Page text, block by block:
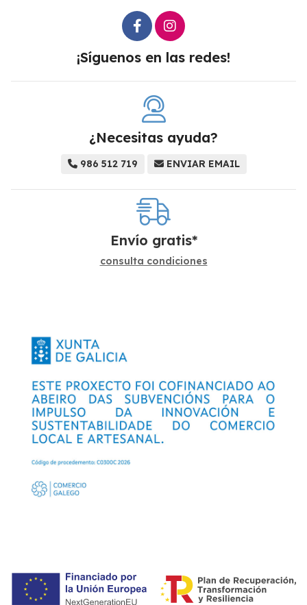
¡Síguenos en las redes!
¿Necesitas ayuda?
986 512 719 ENVIAR EMAIL
Envío gratis*
consulta condiciones